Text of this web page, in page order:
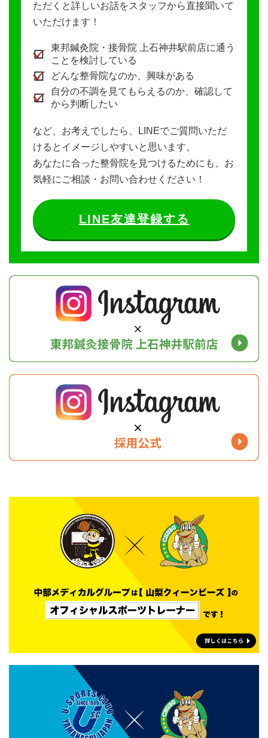
ただくと詳しいお話をスタッフから直接聞いて
いただけます！
東邦鍼灸院・接骨院 上石神井駅前店に通う
ことを検討している
どんな整骨院なのか、興味がある
自分の不調を見てもらえるのか、確認して
から判断したい
など、お考えでしたら、LINEでご質問いただ
けるとイメージしやすいと思います。
あなたに合った整骨院を見つけるためにも、お
気軽にご相談・お問い合わせください！
LINE友達登録する